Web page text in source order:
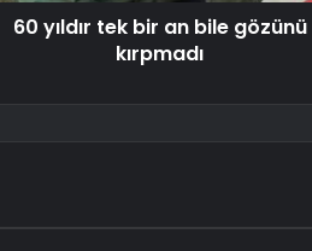
60 yıldır tek bir an bile gözünü
kırpmadı